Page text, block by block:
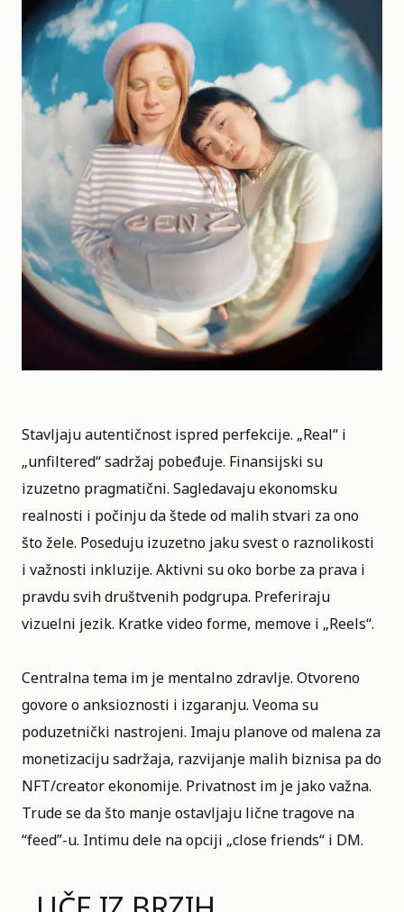
Stavljaju autentičnost ispred perfekcije. „Real“ i
„unfiltered“ sadržaj pobeđuje. Finansijski su
izuzetno pragmatični. Sagledavaju ekonomsku
realnosti i počinju da štede od malih stvari za ono
što žele. Poseduju izuzetno jaku svest o raznolikosti
i važnosti inkluzije. Aktivni su oko borbe za prava i
pravdu svih društvenih podgrupa. Preferiraju
vizuelni jezik. Kratke video forme, memove i „Reels“.
Centralna tema im je mentalno zdravlje. Otvoreno
govore o anksioznosti i izgaranju. Veoma su
poduzetnički nastrojeni. Imaju planove od malena za
monetizaciju sadržaja, razvijanje malih biznisa pa do
NFT/creator ekonomije. Privatnost im je jako važna.
Trude se da što manje ostavljaju lične tragove na
“feed”-u. Intimu dele na opciji „close friends“ i DM.